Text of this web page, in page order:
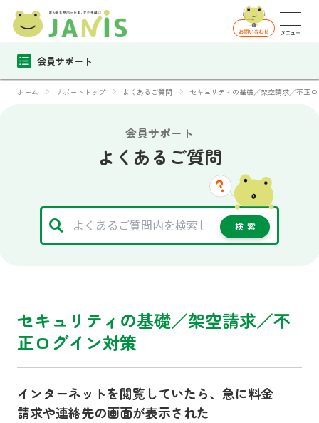
会員サポート
ホーム サポートトップ よくあるご質問 セキュリティの基礎／架空請求／不正
会員サポート
よくあるご質問
セキュリティの基礎／架空請求／不
正ログイン対策
インターネットを閲覧していたら、急に料金
請求や連絡先の画面が表示された